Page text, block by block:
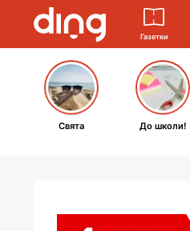
Газетки
Свята До школи!